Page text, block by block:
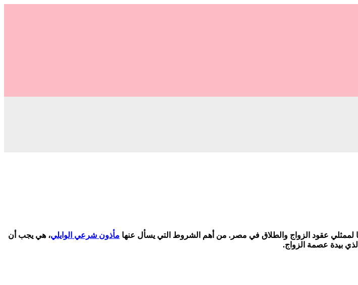
لممثلي عقود الزواج والطلاق في مصر. من أهم الشروط التي يسأل عنها مأذون شرعي الوايلي، هي يجب أن
بيدة عصمة الزواج.